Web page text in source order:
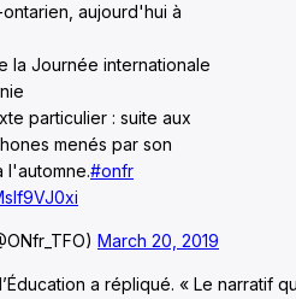
aujourd'hui à
la Journée internationale
particulier : suite aux
menés par son
l'automne.#onfr
March 20, 2019
a répliqué. « Le narratif